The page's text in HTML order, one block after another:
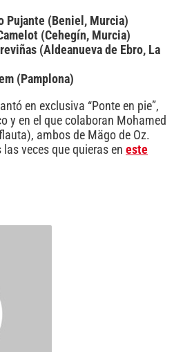
Pujante (Beniel, Murcia)
(Cehegín, Murcia)
(Aldeanueva de Ebro, La
(Pamplona)
en exclusiva “Ponte en pie”,
y en el que colaboran Mohamed
ambos de Mägo de Oz.
veces que quieras en este